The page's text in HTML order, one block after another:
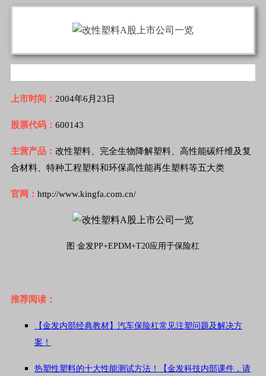
上市时间： 2004年6月23日
股票代码： 600143
主营产品： 改性塑料、完全生物降解塑料、高性能碳纤维及复
合材料、特种工程塑料和环保高性能再生塑料等五大类
官网： http://www.kingfa.com.cn/
图 金发PP+EPDM+T20应用于保险杠
推荐阅读：
【金发内部经典教材】汽车保险杠常见注塑问题及解决方
案！
热塑性塑料的十大性能测试方法！【金发科技内部课件，请